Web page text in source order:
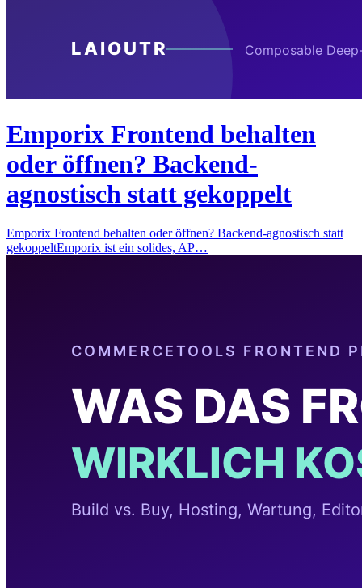
Emporix Frontend behalten
oder öffnen? Backend-
agnostisch statt gekoppelt
Emporix Frontend behalten oder öffnen? Backend-agnostisch statt
gekoppeltEmporix ist ein solides, AP…